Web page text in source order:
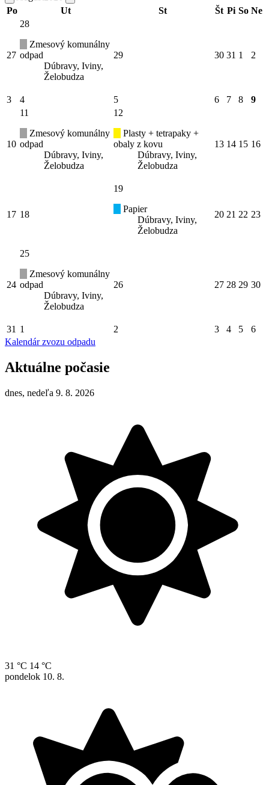
Po
Ut St Št Pi So Ne
27
28
Zmesový komunálny
odpad
Dúbravy, Iviny,
Želobudza
29 30 31 1 2
3 4 5 6 7 8 9
10
11
Zmesový komunálny
odpad
Dúbravy, Iviny,
Želobudza
12
Plasty + tetrapaky +
obaly z kovu
Dúbravy, Iviny,
Želobudza
13 14 15 16
17 18
19
Papier
Dúbravy, Iviny,
Želobudza
20 21 22 23
24
25
Zmesový komunálny
odpad
Dúbravy, Iviny,
Želobudza
26 27 28 29 30
31 1 2 3 4 5
6
Kalendár zvozu odpadu
Aktuálne počasie
dnes, nedeľa 9. 8. 2026
31 °C 14 °C
pondelok 10. 8.